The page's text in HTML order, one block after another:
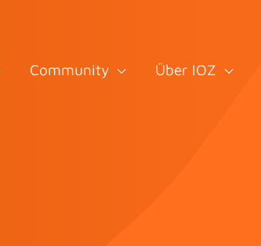
Community Über IOZ